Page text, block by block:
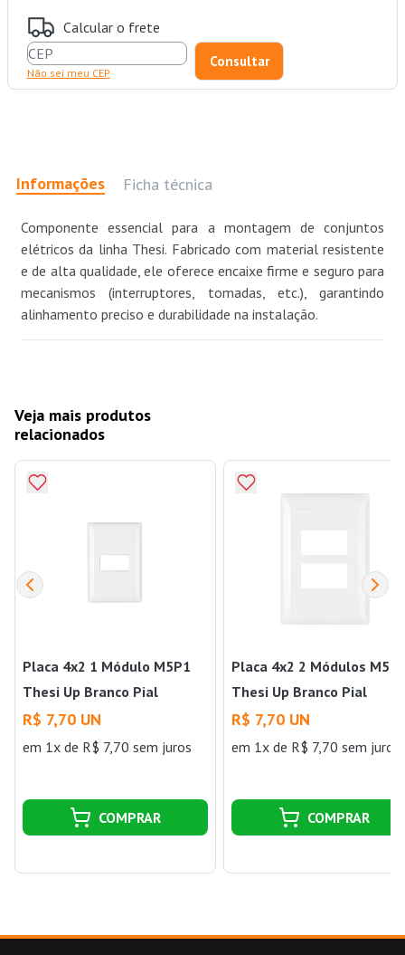
Calcular o frete
Não sei meu CEP
Informações Ficha técnica
Componente essencial para a montagem de conjuntos
elétricos da linha Thesi. Fabricado com material resistente
e de alta qualidade, ele oferece encaixe firme e seguro para
mecanismos (interruptores, tomadas, etc.), garantindo
alinhamento preciso e durabilidade na instalação.
Veja mais produtos
relacionados
Placa 4x2 1 Módulo M5P1
Thesi Up Branco Pial
R$ 7,70 UN
em 1x de R$ 7,70 sem juros
COMPRAR
Placa 4x2 2 Módulos
Thesi Up Branco Pial
R$ 7,70 UN
em 1x de R$ 7,70 sem juros
COMPRAR